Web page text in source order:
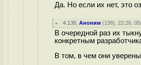
Да. Но если их нет, это
4.138 ,Аноним (138), 22:26,
В очередной раз их
конкретным
В том, в чем они